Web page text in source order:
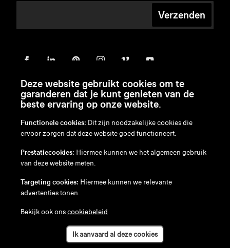
Verzenden
en/nl/fr/de
Disclaimer
Cookiebeleid
Deze website gebruikt cookies om te
garanderen dat je kunt genieten van de
beste ervaring op onze website.
Functionele cookies: Dit zijn noodzakelijke cookies die
ervoor zorgen dat deze website goed functioneert.
Prestatiecookies: Hiermee kunnen we het algemeen gebruik
van deze website meten.
Targeting cookies: Hiermee kunnen we relevante
advertenties tonen.
Bekijk ook onscookiebeleid
Ik aanvaard al deze cookies